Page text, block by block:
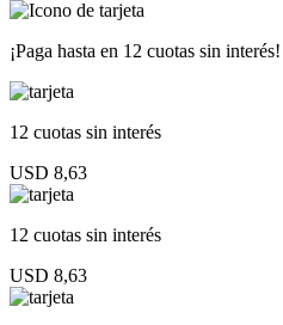
¡Paga hasta en 12 cuotas sin interés!
12 cuotas sin interés
USD 8,63
12 cuotas sin interés
USD 8,63